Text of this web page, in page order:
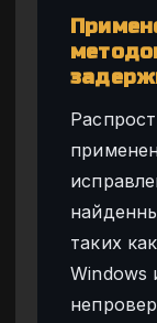
таких
Windows